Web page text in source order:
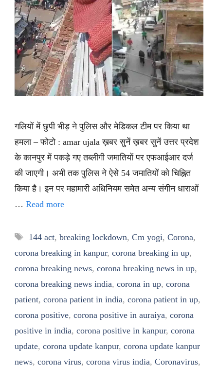
गलियों में छुपी भीड़ ने पुलिस और मेडिकल टीम पर किया था
हमला – फोटो : amar ujala ख़बर सुनें ख़बर सुनें उत्तर प्रदेश
के कानपुर में पकड़े गए तब्लीगी जमातियों पर एफआईआर दर्ज
की जाएगी। अभी तक पुलिस ने ऐसे 54 जमातियों को चिह्नित
किया है। इन पर महामारी अधिनियम समेत अन्य संगीन धाराओं
… Read more
Tags
144 act, breaking lockdown, Cm yogi, Corona,
corona breaking in kanpur, corona breaking in up,
corona breaking news, corona breaking news in up,
corona breaking news india, corona in up, corona
patient, corona patient in india, corona patient in up,
corona positive, corona positive in auraiya, corona
positive in india, corona positive in kanpur, corona
update, corona update kanpur, corona update kanpur
news, corona virus, corona virus india, Coronavirus,